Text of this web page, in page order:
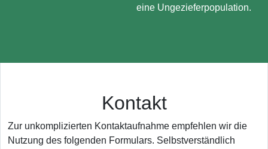
eine Ungezieferpopulation.
Kontakt
Zur unkomplizierten Kontaktaufnahme empfehlen wir die
Nutzung des folgenden Formulars. Selbstverständlich